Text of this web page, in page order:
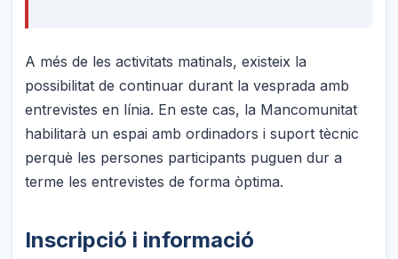
A més de les activitats matinals, existeix la
possibilitat de continuar durant la vesprada amb
entrevistes en línia. En este cas, la Mancomunitat
habilitarà un espai amb ordinadors i suport tècnic
perquè les persones participants puguen dur a
terme les entrevistes de forma òptima.
Inscripció i informació